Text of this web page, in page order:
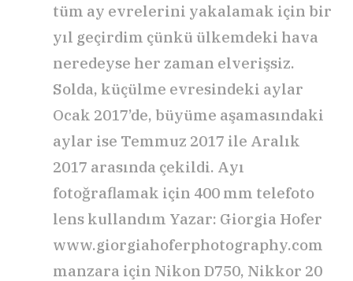
tüm ay evrelerini yakalamak için bir
yıl geçirdim çünkü ülkemdeki hava
neredeyse her zaman elverişsiz.
Solda, küçülme evresindeki aylar
Ocak 2017’de, büyüme aşamasındaki
aylar ise Temmuz 2017 ile Aralık
2017 arasında çekildi. Ayı
fotoğraflamak için 400 mm telefoto
lens kullandım Yazar: Giorgia Hofer
www.giorgiahoferphotography.com
manzara için Nikon D750, Nikkor 20